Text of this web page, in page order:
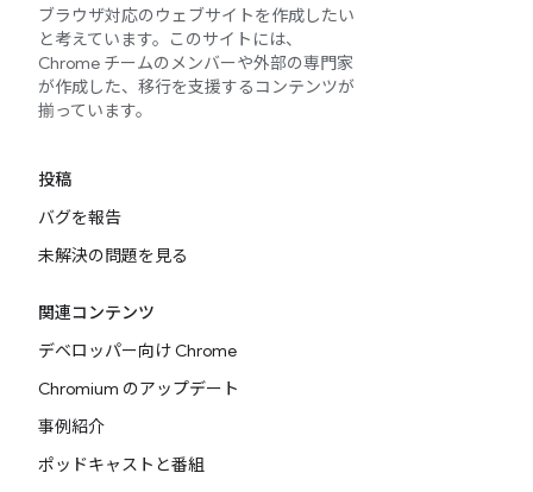
ブラウザ対応のウェブサイトを作成したい
と考えています。このサイトには、
Chrome チームのメンバーや外部の専門家
が作成した、移行を支援するコンテンツが
揃っています。
投稿
バグを報告
未解決の問題を見る
関連コンテンツ
デベロッパー向け Chrome
Chromium のアップデート
事例紹介
ポッドキャストと番組